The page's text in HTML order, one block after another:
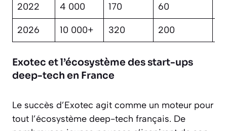
2022 4 000 170 60
2026 10 000+ 320 200
Exotec et l’écosystème des start-ups
deep-tech en France
Le succès d’Exotec agit comme un moteur pour
tout l’écosystème deep-tech français. De